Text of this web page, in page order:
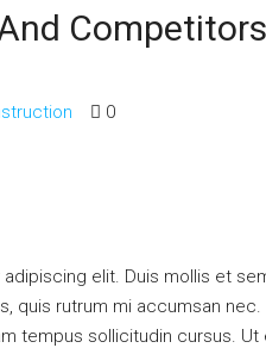
Competitors
0
elit. Duis mollis et
quis rutrum mi accumsan nec.
tempus sollicitudin cursus.